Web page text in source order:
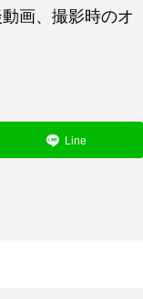
画、撮影時のオ
Line